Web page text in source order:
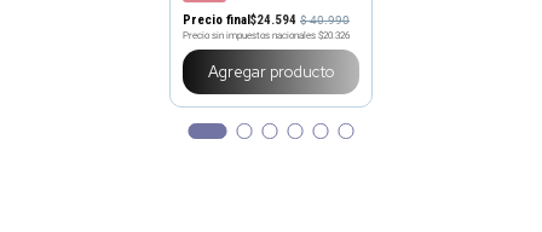
Precio final$24.594 $40.990
Precio sin impuestos nacionales $20.326
Agregar producto